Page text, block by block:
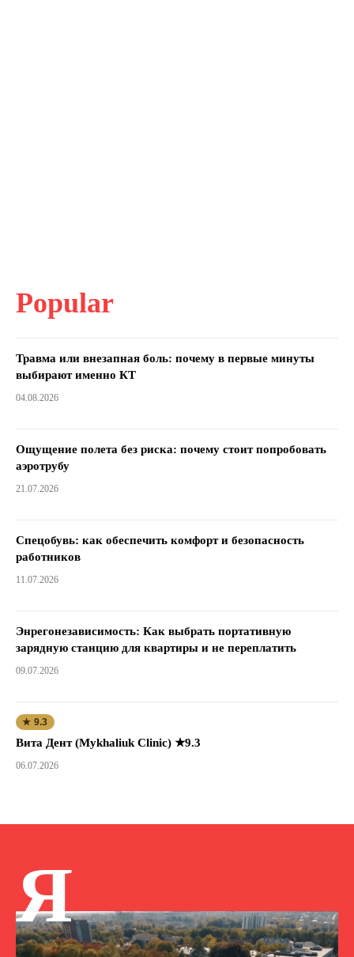
Popular
Травма или внезапная боль: почему в первые минуты
выбирают именно КТ
04.08.2026
Ощущение полета без риска: почему стоит попробовать
аэротрубу
21.07.2026
Спецобувь: как обеспечить комфорт и безопасность
работников
11.07.2026
Энрегонезависимость: Как выбрать портативную
зарядную станцию для квартиры и не переплатить
09.07.2026
★ 9.3
Вита Дент (Mykhaliuk Clinic) ★9.3
06.07.2026
Я